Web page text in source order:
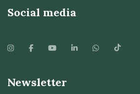
Social media
Newsletter